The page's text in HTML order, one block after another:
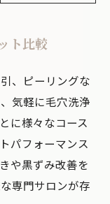
ト比較
、ピーリングな
気軽に毛穴洗浄
に様々なコース
パフォーマンス
や黒ずみ改善を
専門サロンが存